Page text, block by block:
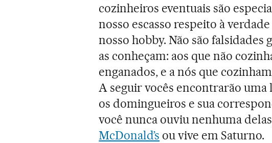
cozinheiros eventuais são
nosso escasso respeito à
nosso hobby. Não são falsidades
as conheçam: aos que não
enganados, e a nós que
A seguir vocês encontrarão
os domingueiros e sua
você nunca ouviu nenhuma
McDonald’s ou vive em Saturno.